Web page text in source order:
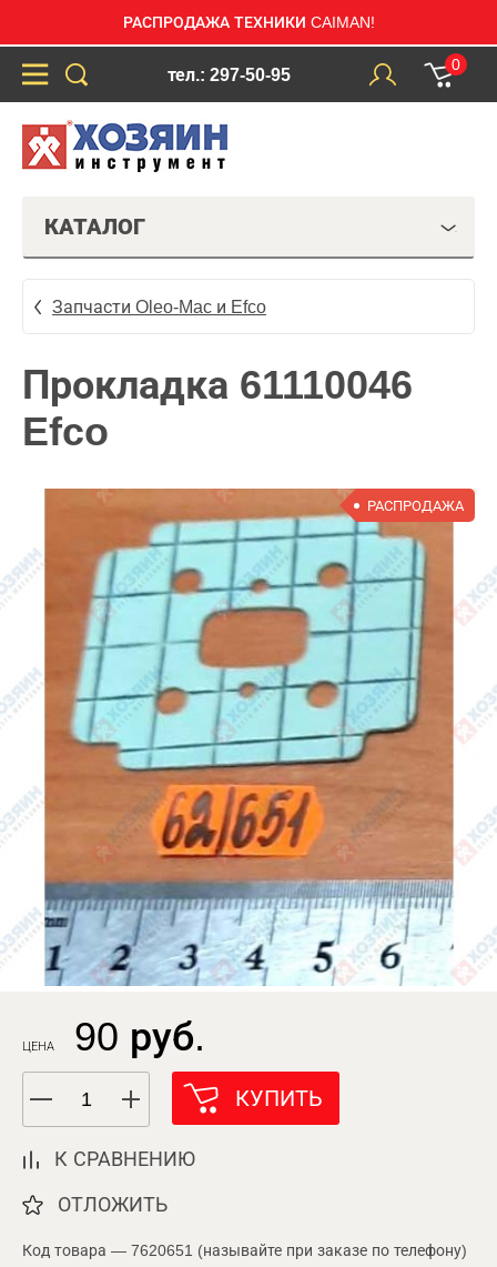
РАСПРОДАЖА ТЕХНИКИ CAIMAN!
тел.: 297-50-95
0
КАТАЛОГ
Запчасти Oleo-Mac и Efco
Прокладка 61110046
Efco
РАСПРОДАЖА
ЦЕНА 90 руб.
КУПИТЬ
К СРАВНЕНИЮ
ОТЛОЖИТЬ
Код товара — 7620651 (называйте при заказе по телефону)